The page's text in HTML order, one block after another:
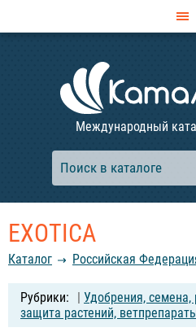
Международный
EXOTICA
Каталог Российcкая
| Удобрения,
защита растений,